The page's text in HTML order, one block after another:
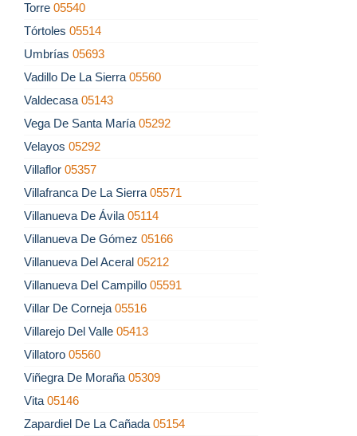
Torre 05540
Tórtoles 05514
Umbrías 05693
Vadillo De La Sierra 05560
Valdecasa 05143
Vega De Santa María 05292
Velayos 05292
Villaflor 05357
Villafranca De La Sierra 05571
Villanueva De Ávila 05114
Villanueva De Gómez 05166
Villanueva Del Aceral 05212
Villanueva Del Campillo 05591
Villar De Corneja 05516
Villarejo Del Valle 05413
Villatoro 05560
Viñegra De Moraña 05309
Vita 05146
Zapardiel De La Cañada 05154